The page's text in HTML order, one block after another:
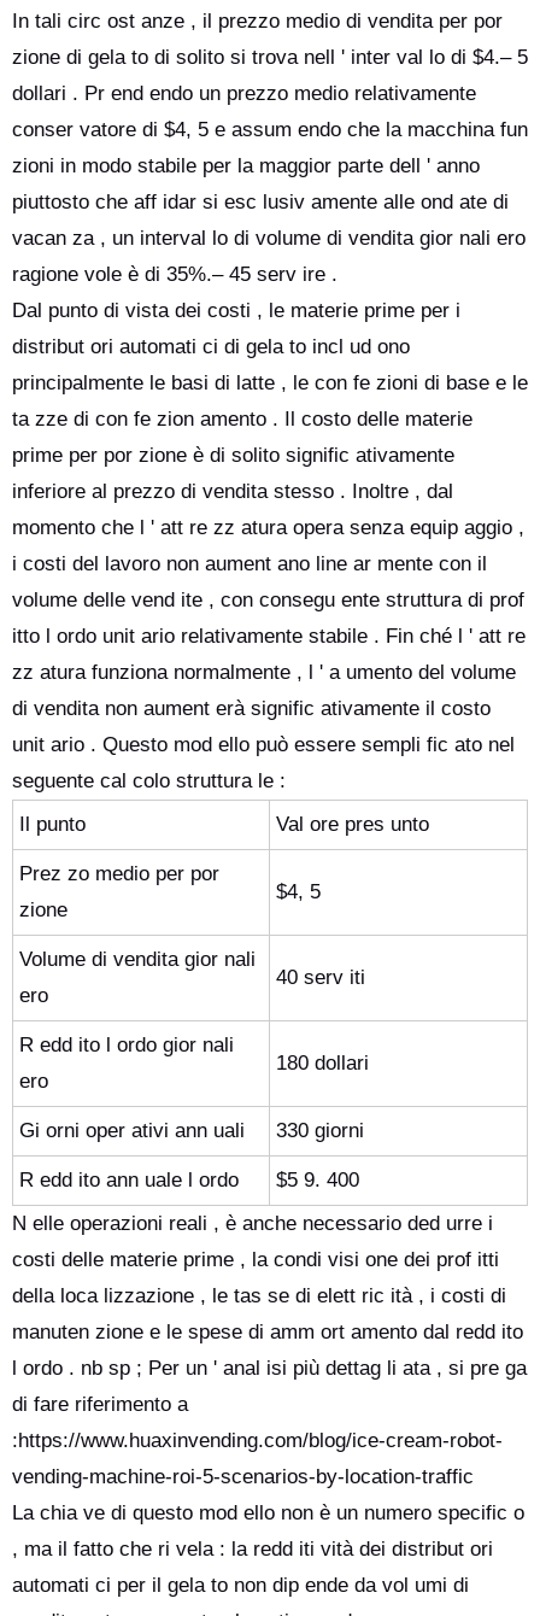
In tali circ ost anze , il prezzo medio di vendita per por
zione di gela to di solito si trova nell ' inter val lo di $4.– 5
dollari . Pr end endo un prezzo medio relativamente
conser vatore di $4, 5 e assum endo che la macchina fun
zioni in modo stabile per la maggior parte dell ' anno
piuttosto che aff idar si esc lusiv amente alle ond ate di
vacan za , un interval lo di volume di vendita gior nali ero
ragione vole è di 35%.– 45 serv ire .
Dal punto di vista dei costi , le materie prime per i
distribut ori automati ci di gela to incl ud ono
principalmente le basi di latte , le con fe zioni di base e le
ta zze di con fe zion amento . Il costo delle materie
prime per por zione è di solito signific ativamente
inferiore al prezzo di vendita stesso . Inoltre , dal
momento che l ' att re zz atura opera senza equip aggio ,
i costi del lavoro non aument ano line ar mente con il
volume delle vend ite , con consegu ente struttura di prof
itto l ordo unit ario relativamente stabile . Fin ché l ' att re
zz atura funziona normalmente , l ' a umento del volume
di vendita non aument erà signific ativamente il costo
unit ario . Questo mod ello può essere sempli fic ato nel
seguente cal colo struttura le :
Il punto
Val ore pres unto
Prez zo medio per por
zione
$4, 5
Volume di vendita gior nali
ero
40 serv iti
R edd ito l ordo gior nali
ero
180 dollari
Gi orni oper ativi ann uali 330 giorni
R edd ito ann uale l ordo
$5 9. 400
N elle operazioni reali , è anche necessario ded urre i
costi delle materie prime , la condi visi one dei prof itti
della loca lizzazione , le tas se di elett ric ità , i costi di
manuten zione e le spese di amm ort amento dal redd ito
l ordo . nb sp ; Per un ' anal isi più dettag li ata , si pre ga
di fare riferimento a
:https://www.huaxinvending.com/blog/ice-cream-robot-
vending-machine-roi-5-scenarios-by-location-traffic
La chia ve di questo mod ello non è un numero specific o
, ma il fatto che ri vela : la redd iti vità dei distribut ori
automati ci per il gela to non dip ende da vol umi di